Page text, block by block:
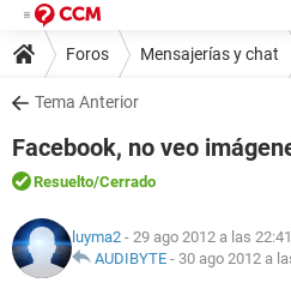
Foros Mensajerías y chat
Tema Anterior
Facebook, no veo
Resuelto/Cerrado
luyma2 - 29 ago 2012 a las 22:41
AUDIBYTE - 30 ago 2012 a